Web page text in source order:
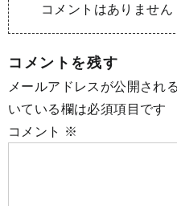
コメントはありません
コメントを残す
メールアドレスが公開され
いている欄は必須項目です
コメント ※